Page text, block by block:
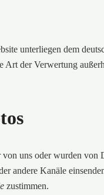
unterliegen dem
der Verwertung
uns oder wurden von
andere Kanäle
zustimmen.